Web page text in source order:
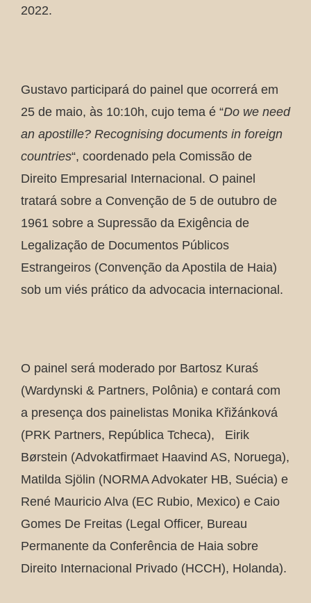
2022.
Gustavo participará do painel que ocorrerá em
25 de maio, às 10:10h, cujo tema é “Do we need
an apostille? Recognising documents in foreign
countries“, coordenado pela Comissão de
Direito Empresarial Internacional. O painel
tratará sobre a Convenção de 5 de outubro de
1961 sobre a Supressão da Exigência de
Legalização de Documentos Públicos
Estrangeiros (Convenção da Apostila de Haia)
sob um viés prático da advocacia internacional.
O painel será moderado por Bartosz Kuraś
(Wardynski & Partners, Polônia) e contará com
a presença dos painelistas Monika Křižánková
(PRK Partners, República Tcheca), Eirik
Børstein (Advokatfirmaet Haavind AS, Noruega),
Matilda Sjölin (NORMA Advokater HB, Suécia) e
René Mauricio Alva (EC Rubio, Mexico) e Caio
Gomes De Freitas (Legal Officer, Bureau
Permanente da Conferência de Haia sobre
Direito Internacional Privado (HCCH), Holanda).